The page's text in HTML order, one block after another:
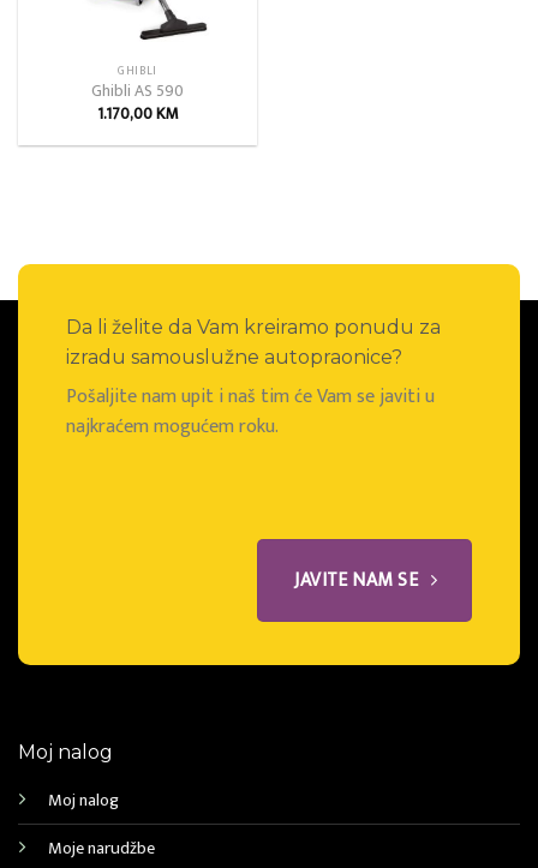
GHIBLI
Ghibli AS 590
1.170,00KM
Da li želite da Vam kreiramo ponudu za
izradu samouslužne autopraonice?
Pošaljite nam upit i naš tim će Vam se javiti u
najkraćem mogućem roku.
JAVITE NAM SE
Moj nalog
Moj nalog
Moje narudžbe